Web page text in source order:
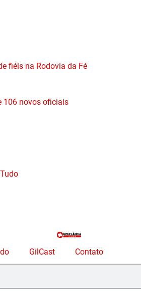
fiéis na Rodovia da Fé
106 novos oficiais
GilCast Contato